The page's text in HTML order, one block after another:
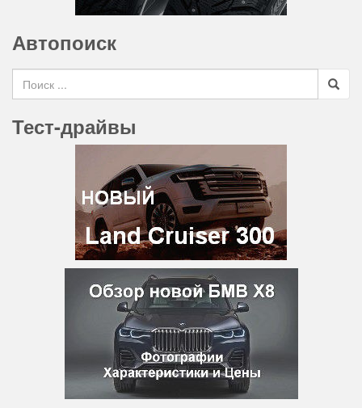
Автопоиск
Search for
Тест-драйвы